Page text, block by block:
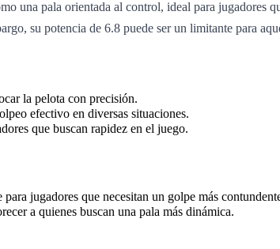
una pala orientada al control, ideal para
su potencia de 6.8 puede ser un limitante para
la pelota con precisión.
efectivo en diversas situaciones.
que buscan rapidez en el juego.
jugadores que necesitan un golpe más
a quienes buscan una pala más dinámica.